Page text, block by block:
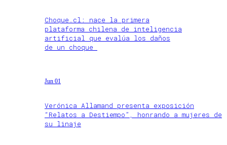
Choque.cl: nace la primera
plataforma chilena de inteligencia
artificial que evalúa los daños
de un choque
Jun 01
Verónica Allamand presenta exposición
“Relatos a Destiempo”, honrando a mujeres de
su linaje